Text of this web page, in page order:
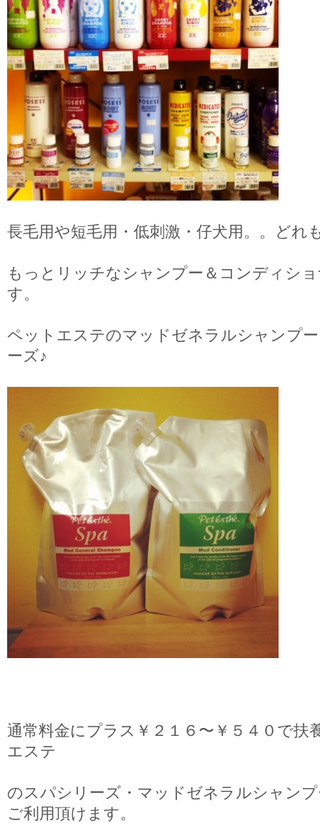
長毛用や短毛用・低刺激・仔犬用。。どれ
もっとリッチなシャンプー＆コンディシ
す。
ペットエステのマッドゼネラルシャンプ
ーズ♪
通常料金にプラス￥２１６〜￥５４０で扶
エステ
のスパシリーズ・マッドゼネラルシャン
ご利用頂けます。